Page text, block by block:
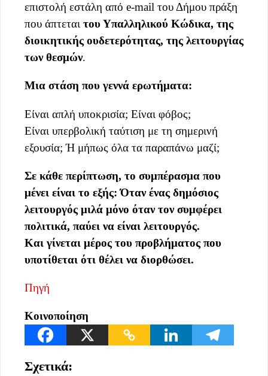
επιστολή εστάλη από e-mail του Δήμου πράξη
που άπτεται του Υπαλληλικού Κώδικα, της
διοικητικής ουδετερότητας, της λειτουργίας
των θεσμών.
Μια στάση που γεννά ερωτήματα:
Είναι απλή υποκρισία; Είναι φόβος;
Είναι υπερβολική ταύτιση με τη σημερινή
εξουσία; Ή μήπως όλα τα παραπάνω μαζί;
Σε κάθε περίπτωση, το συμπέρασμα που
μένει είναι το εξής: Όταν ένας δημόσιος
λειτουργός μιλά μόνο όταν τον συμφέρει
πολιτικά, παύει να είναι λειτουργός.
Και γίνεται μέρος του προβλήματος που
υποτίθεται ότι θέλει να διορθώσει.
Πηγή
Κοινοποίηση
Σχετικά: